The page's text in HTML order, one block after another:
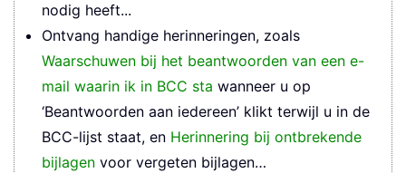
nodig heeft...
Ontvang handige herinneringen, zoals
Waarschuwen bij het beantwoorden van een e-
mail waarin ik in BCC sta wanneer u op
‘Beantwoorden aan iedereen’ klikt terwijl u in de
BCC-lijst staat, en Herinnering bij ontbrekende
bijlagen voor vergeten bijlagen…